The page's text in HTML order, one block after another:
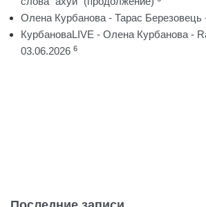
Олена Курбанова - Тарас Березовець
КурбановаLIVE - Олена Курбанова -
03.06.2026 6